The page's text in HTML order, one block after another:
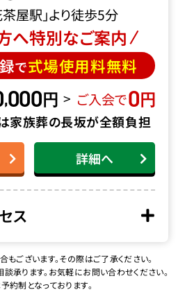
屋駅」より徒歩5分
へ特別なご案内
で式場使用料無料
,000円 > ご入会で0円
家族葬の長坂が全額負担
詳細へ
ス
ございます。その際はご了承ください。
承ります。お気軽にお問い合わせください。
制となっております。